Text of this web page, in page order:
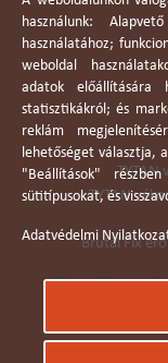
TYTAN
TYTAN
Brutál Fix
használunk:
használatához;
weboldal
adatok előállítására
statisztikákról; és
reklám
lehetőséget választja,
"Beállítások"
sütitípusokat, és
Adatvédelmi